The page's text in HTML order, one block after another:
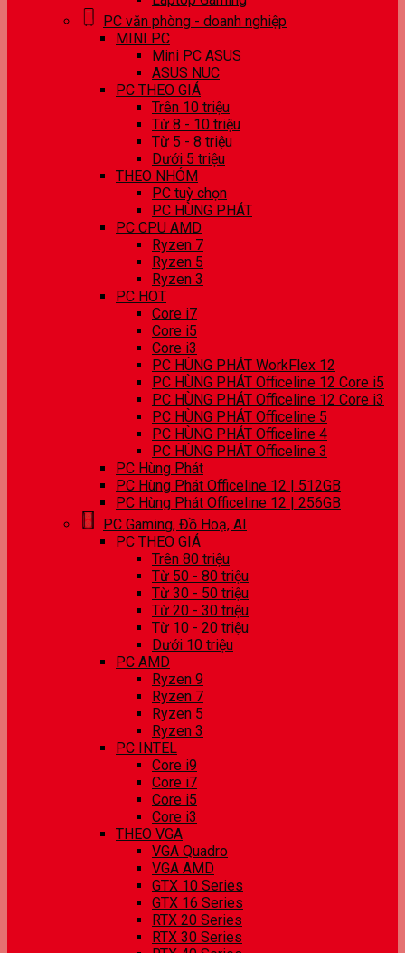
PC văn phòng - doanh nghiệp
MINI PC
Mini PC ASUS
ASUS NUC
PC THEO GIÁ
Trên 10 triệu
Từ 8 - 10 triệu
Từ 5 - 8 triệu
Dưới 5 triệu
THEO NHÓM
PC tuỳ chọn
PC HÙNG PHÁT
PC CPU AMD
Ryzen 7
Ryzen 5
Ryzen 3
PC HOT
Core i7
Core i5
Core i3
PC HÙNG PHÁT WorkFlex 12
PC HÙNG PHÁT Officeline 12 Core i5
PC HÙNG PHÁT Officeline 12 Core i3
PC HÙNG PHÁT Officeline 5
PC HÙNG PHÁT Officeline 4
PC HÙNG PHÁT Officeline 3
PC Hùng Phát
PC Hùng Phát Officeline 12 | 512GB
PC Hùng Phát Officeline 12 | 256GB
PC Gaming, Đồ Hoạ, AI
PC THEO GIÁ
Trên 80 triệu
Từ 50 - 80 triệu
Từ 30 - 50 triệu
Từ 20 - 30 triệu
Từ 10 - 20 triệu
Dưới 10 triệu
PC AMD
Ryzen 9
Ryzen 7
Ryzen 5
Ryzen 3
PC INTEL
Core i9
Core i7
Core i5
Core i3
THEO VGA
VGA Quadro
VGA AMD
GTX 10 Series
GTX 16 Series
RTX 20 Series
RTX 30 Series